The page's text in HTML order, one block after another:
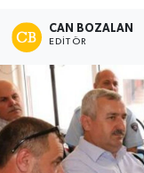
CAN BOZALAN
EDITÖR
Haber Arşivi